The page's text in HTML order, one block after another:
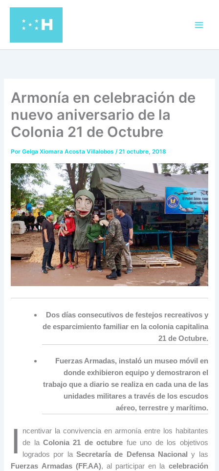
contenido
Armonía en celebración de
nuevo aniversario de la
Colonia 21 de Octubre
PorGelga Xiomara Acosta Villalobos/21 octubre, 2018
Dos días consecutivos de festejos recreativos y
de esparcimiento familiar en la colonia capitalina
21 de Octubre.
Fuerzas Armadas, instaló un museo móvil en
donde exhibieron equipo y demostraron el
trabajo que a diario se realiza en cada una de las
unidades militares a través de los escudos
aéreo, terrestre y marítimo.
I
ncentivar la convivencia en armonía entre los habitantes
de la Colonia 21 de octubre fue uno de los objetivos
logrados por laSecretaría de Defensa Nacional
y las
Fuerzas Armadas (FF.AA), al participar en la celebración